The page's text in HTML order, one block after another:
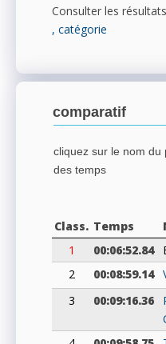
Consulter les
, catégorie
comparatif
cliquez sur le nom du
des temps
Class. Temps
1
00:06:52.84
2
00:08:59.14
3
00:09:16.36